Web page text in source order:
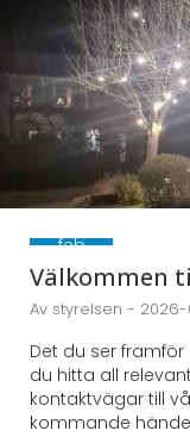
2
feb
2026
Välkommen
Av styrelsen - 2026-
Det du ser
du hitta all
kontaktvägar till
kommande